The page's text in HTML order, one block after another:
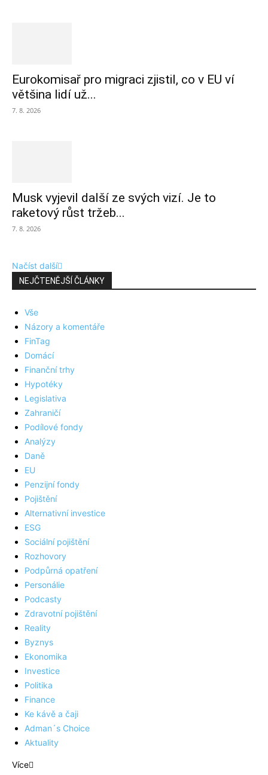
Eurokomisař pro migraci zjistil, co v EU ví
většina lidí už...
7. 8. 2026
Musk vyjevil další ze svých vizí. Je to
raketový růst tržeb...
7. 8. 2026
Načíst další
NEJČTENĚJŠÍ ČLÁNKY
Vše
Názory a komentáře
FinTag
Domácí
Finanční trhy
Hypotéky
Legislativa
Zahraničí
Podílové fondy
Analýzy
Daně
EU
Penzijní fondy
Pojištění
Alternativní investice
ESG
Sociální pojištění
Rozhovory
Podpůrná opatření
Personálie
Podcasty
Zdravotní pojištění
Reality
Byznys
Ekonomika
Investice
Politika
Finance
Ke kávě a čaji
Adman´s Choice
Aktuality
Více